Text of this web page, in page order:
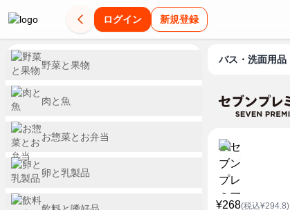
ログイン 新規登録
バス・洗面用品
¥268(税込¥294.8)
野菜と果物
肉と魚
お惣菜とお弁当
卵と乳製品